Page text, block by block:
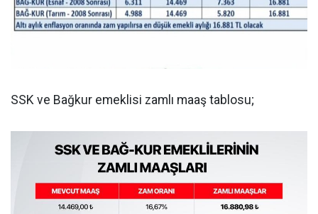
SSK ve Bağkur emeklisi zamlı maaş tablosu;